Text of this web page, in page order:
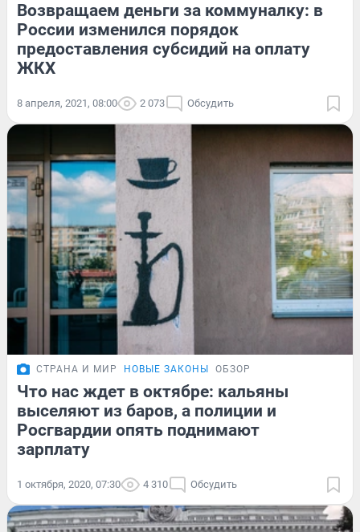
Возвращаем деньги за коммуналку: в
России изменился порядок
предоставления субсидий на оплату
ЖКХ
8 апреля, 2021, 08:00 2 073 Обсудить
СТРАНА И МИР НОВЫЕ ЗАКОНЫ ОБЗОР
Что нас ждет в октябре: кальяны
выселяют из баров, а полиции и
Росгвардии опять поднимают
зарплату
1 октября, 2020, 07:30 4 310 Обсудить